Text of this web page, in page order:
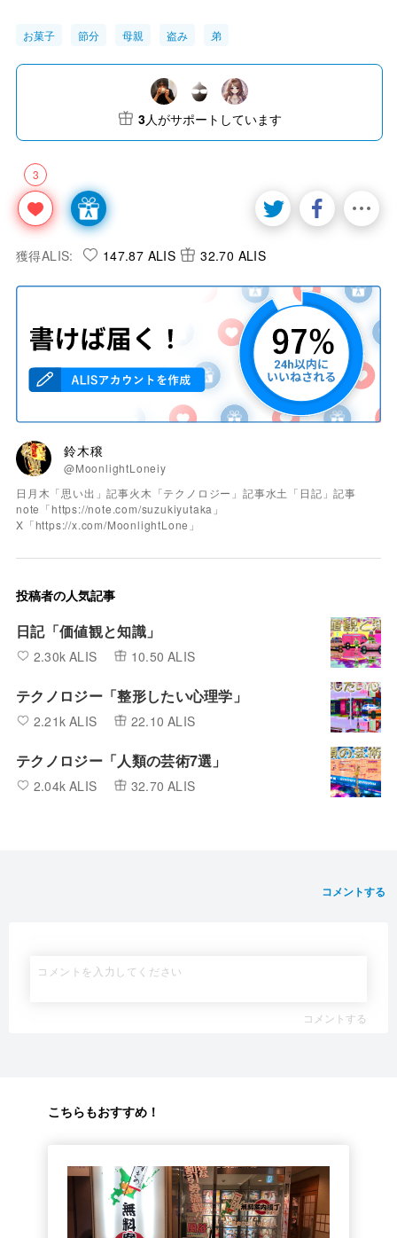
お菓子 節分 母親 盗み 弟
3
3人がサポートしています
獲得ALIS: 147.87 ALIS 32.70 ALIS
鈴木穣
@MoonlightLoneiy
日月木「思い出」記事火木「テクノロジー」記事水土「日記」記事
note「https://note.com/suzukiyutaka」
X「https://x.com/MoonlightLone」
投稿者の人気記事
日記「価値観と知識」
2.30k ALIS 10.50 ALIS
テクノロジー「整形したい心理学」
2.21k ALIS 22.10 ALIS
テクノロジー「人類の芸術7選」
2.04k ALIS 32.70 ALIS
コメントする
コメントする
こちらもおすすめ！